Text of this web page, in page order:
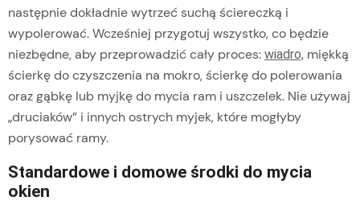
następnie dokładnie wytrzeć suchą ściereczką i
wypolerować. Wcześniej przygotuj wszystko, co będzie
niezbędne, aby przeprowadzić cały proces: wiadro, miękką
ścierkę do czyszczenia na mokro, ścierkę do polerowania
oraz gąbkę lub myjkę do mycia ram i uszczelek. Nie używaj
„druciaków” i innych ostrych myjek, które mogłyby
porysować ramy.
Standardowe i domowe środki do mycia
okien